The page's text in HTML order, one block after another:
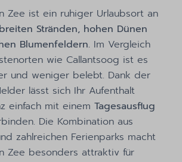
Zee ist ein ruhiger Urlaubsort an
breiten Stränden, hohen Dünen
Blumenfeldern. Im Vergleich
wie Callantsoog ist es
und weniger belebt. Dank der
lässt sich Ihr Aufenthalt
einfach mit einemTagesausflug
Die Kombination aus
zahlreichen Ferienparks macht
Zee besonders attraktiv für